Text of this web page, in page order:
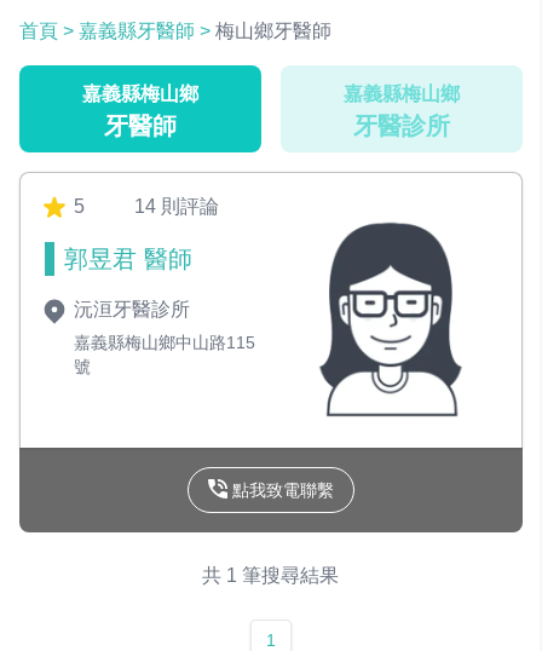
首頁 > 嘉義縣牙醫師 > 梅山鄉牙醫師
嘉義縣梅山鄉
牙醫師
嘉義縣梅山鄉
牙醫診所
5 14 則評論
郭昱君 醫師
沅洹牙醫診所
嘉義縣梅山鄉中山路115
號
點我致電聯繫
共 1 筆搜尋結果
1